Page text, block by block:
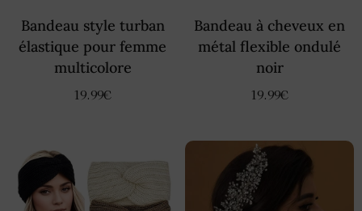
Bandeau style turban
élastique pour femme
multicolore
19.99€
Bandeau à cheveux en
métal flexible ondulé
noir
19.99€